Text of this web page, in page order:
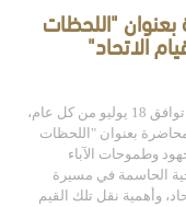
"اللحظات
الاتحاد"
احتفاءً بـ"يوم عهد الاتحاد" المناسبة الوطنية التي توافق 18 يوليو من كل عام،
بعنوان "اللحظات
وطموحات الآباء
الحاسمة في مسيرة
وأهمية نقل تلك القيم